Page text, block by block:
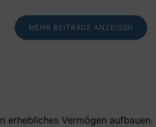
MEHR BEITRÄGE ANZEIGEN
erhebliches Vermögen